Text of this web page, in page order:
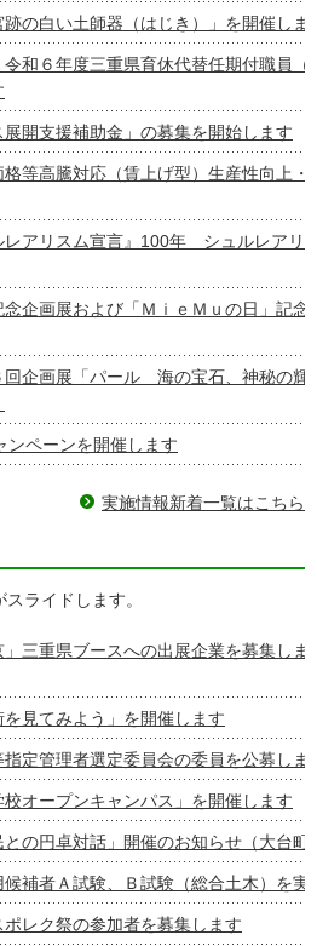
の白い土師器（はじき）」を開催しま
令和６年度三重県育休代替任期付職員
開支援補助金」の募集を開始します
等高騰対応（賃上げ型）生産性向上・
レアリスム宣言』100年 シュルレアリ
企画展および「ＭｉｅＭｕの日」記念
回企画展「パール 海の宝石、神秘の輝
ンペーンを開催します
実施情報新着一覧はこちら
ライドします。
」三重県ブースへの出展企業を募集し
見てみよう」を開催します
定管理者選定委員会の委員を公募しま
校オープンキャンパス」を開催します
との円卓対話」開催のお知らせ（大台町
補者Ａ試験、Ｂ試験（総合土木）を実
レク祭の参加者を募集します